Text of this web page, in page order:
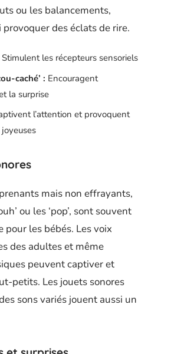
ou les balancements,
des éclats de rire.
Stimulent les récepteurs sensoriels
caché’ : Encouragent
la surprise
l’attention et provoquent
mais non effrayants,
ou les ‘pop’, sont souvent
pour les bébés. Les voix
des adultes et même
peuvent captiver et
petits. Les jouets sonores
sons variés jouent aussi un